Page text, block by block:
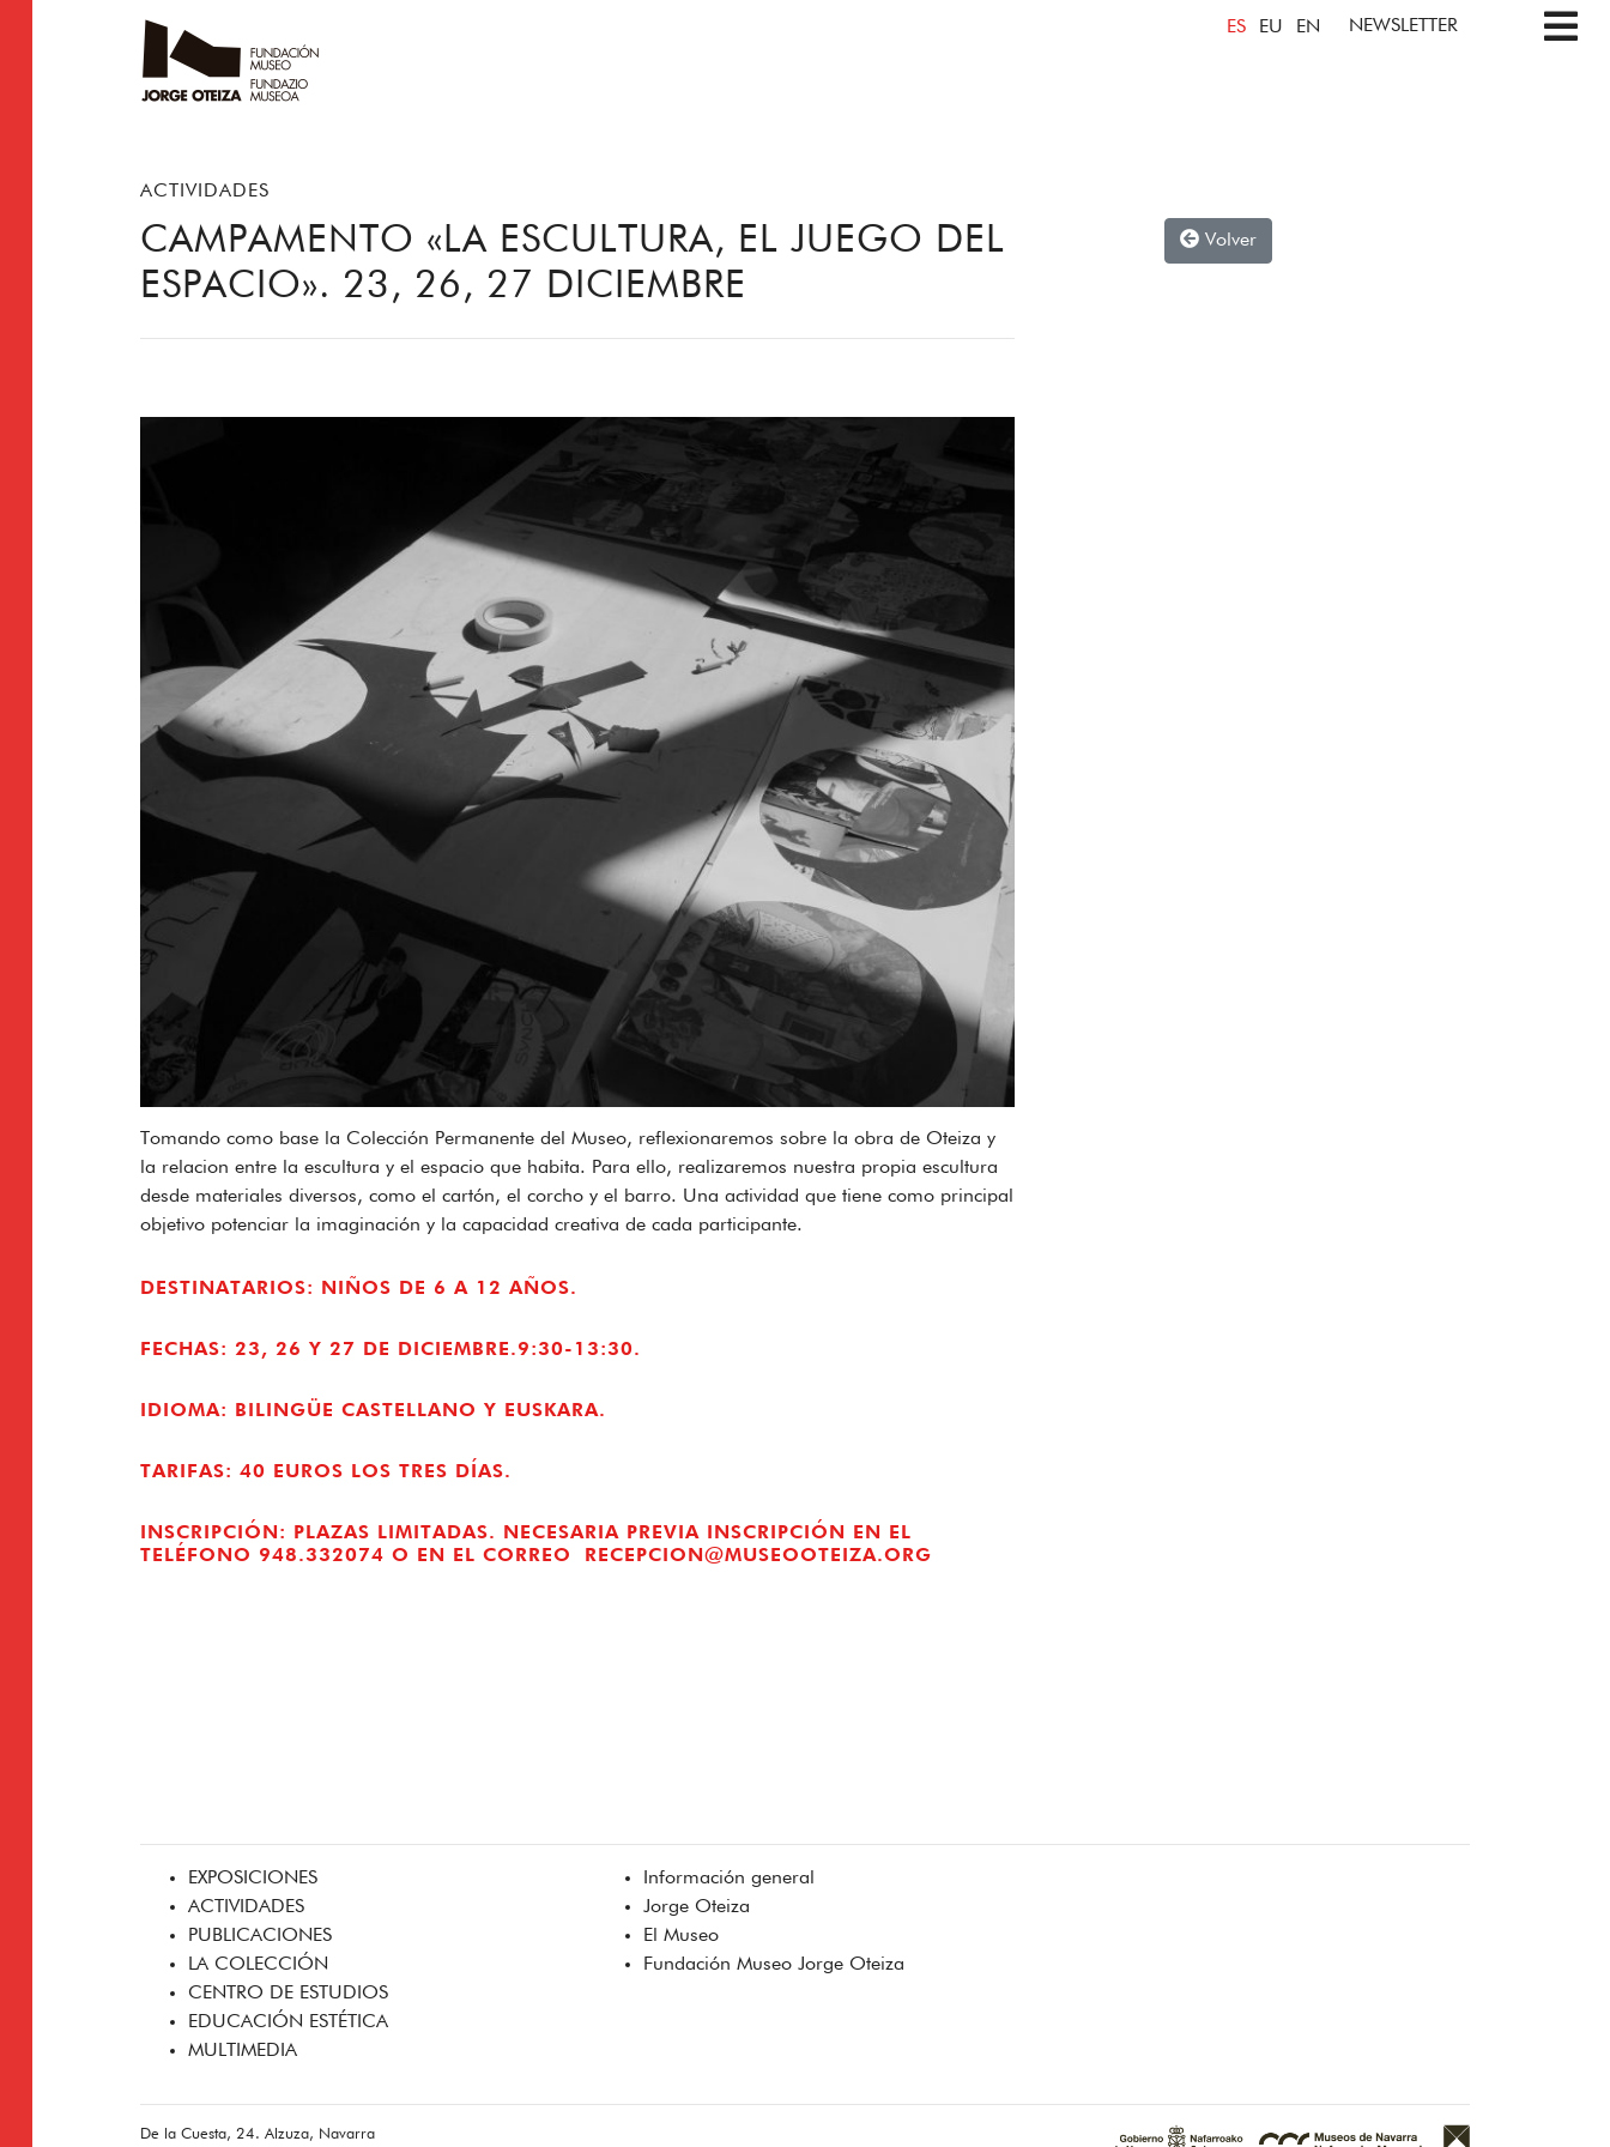
NEWSLETTER
ES EU EN
ACTIVIDADES
CAMPAMENTO «LA ESCULTURA, EL JUEGO DEL
ESPACIO». 23, 26, 27 DICIEMBRE
Tomando como base la Colección Permanente del Museo, reflexionaremos sobre la obra de Oteiza y
la relacion entre la escultura y el espacio que habita. Para ello, realizaremos nuestra propia escultura
desde materiales diversos, como el cartón, el corcho y el barro. Una actividad que tiene como principal
objetivo potenciar la imaginación y la capacidad creativa de cada participante.
DESTINATARIOS: NIÑOS DE 6 A 12 AÑOS.
FECHAS: 23, 26 Y 27 DE DICIEMBRE.9:30-13:30.
IDIOMA: BILINGÜE CASTELLANO Y EUSKARA.
TARIFAS: 40 EUROS LOS TRES DÍAS.
INSCRIPCIÓN: PLAZAS LIMITADAS. NECESARIA PREVIA INSCRIPCIÓN EN EL
TELÉFONO 948.332074 O EN EL CORREO RECEPCION@MUSEOOTEIZA.ORG
Volver
EXPOSICIONES
ACTIVIDADES
PUBLICACIONES
LA COLECCIÓN
CENTRO DE ESTUDIOS
EDUCACIÓN ESTÉTICA
MULTIMEDIA
Información general
Jorge Oteiza
El Museo
Fundación Museo Jorge Oteiza
De la Cuesta, 24. Alzuza, Navarra